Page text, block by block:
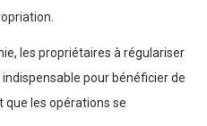
les propriétaires à régulariser
pour bénéficier de
que les opérations se